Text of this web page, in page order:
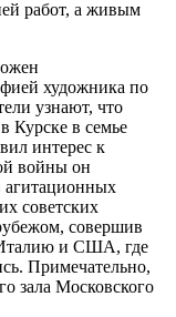
работ, а живым
художника по
узнают, что
Курске в семье
интерес к
войны он
агитационных
советских
совершив
и США, где
Примечательно,
зала Московского